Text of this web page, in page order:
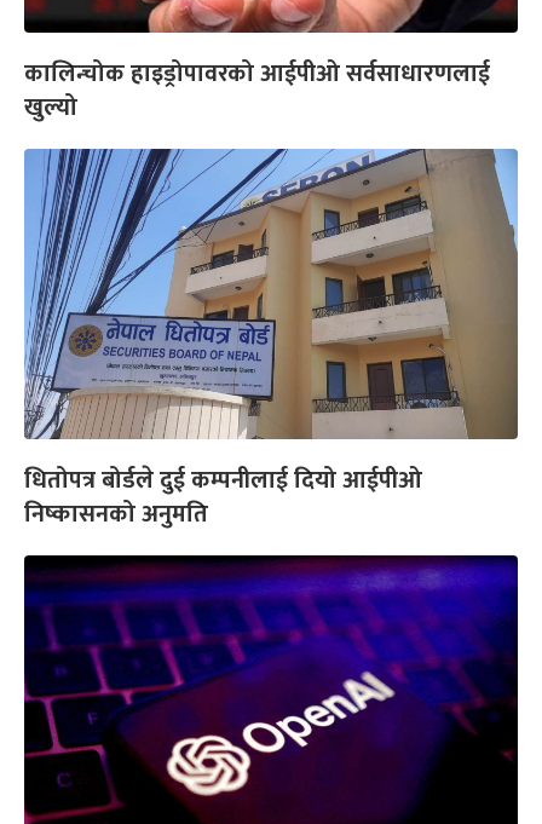
कालिन्चोक हाइड्रोपावरको आईपीओ सर्वसाधारणलाई
खुल्यो
धितोपत्र बोर्डले दुई कम्पनीलाई दियो आईपीओ
निष्कासनको अनुमति